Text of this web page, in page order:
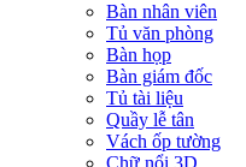
Bàn nhân viên
Tủ văn phòng
Bàn họp
Bàn giám đốc
Tủ tài liệu
Quầy lễ tân
Vách ốp tường